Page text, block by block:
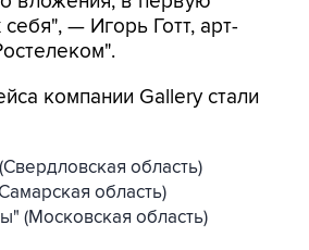
— Игорь Готт, арт-
компании Gallery стали
область)
область)
(Московская область)